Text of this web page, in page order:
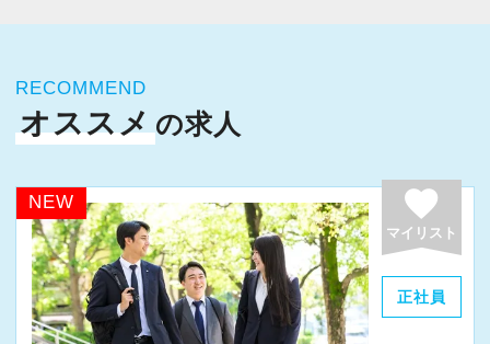
働き方が可能な事務所です。
まずはあなたのご希望の曜日・時間を遠慮な
くお聞かせください。
もちろん学校行事などでのお休みにも柔軟に
対応します◎
土日祝日も営業しているため、勤務が可能な
方は大歓迎！
入所後は、基本的に不動産管理会社の入
事業会社よりも資料の数は少ないので、
税理士事務所・会計事務所の経験のある方は即
戦力！
慣れてきたら、申告書の作成に挑戦！
申告書の作成はTKCのソフトを使って行
RECOMMEND
オススメ の求人
NEW favorite
マイリスト
正社員